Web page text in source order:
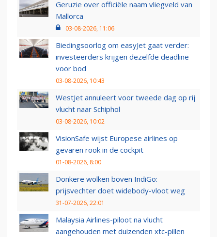
Geruzie over officiële naam vliegveld van
Mallorca
03-08-2026, 11:06
Biedingsoorlog om easyJet gaat verder:
investeerders krijgen dezelfde deadline
voor bod
03-08-2026, 10:43
WestJet annuleert voor tweede dag op rij
vlucht naar Schiphol
03-08-2026, 10:02
VisionSafe wijst Europese airlines op
gevaren rook in de cockpit
01-08-2026, 8:00
Donkere wolken boven IndiGo:
prijsvechter doet widebody-vloot weg
31-07-2026, 22:01
Malaysia Airlines-piloot na vlucht
aangehouden met duizenden xtc-pillen